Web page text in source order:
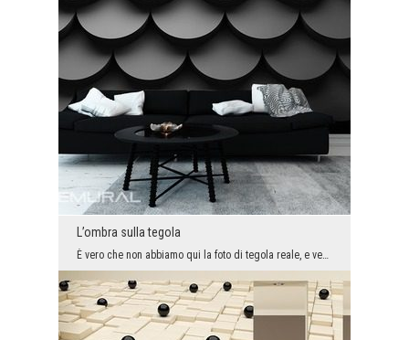
L’ombra sulla tegola